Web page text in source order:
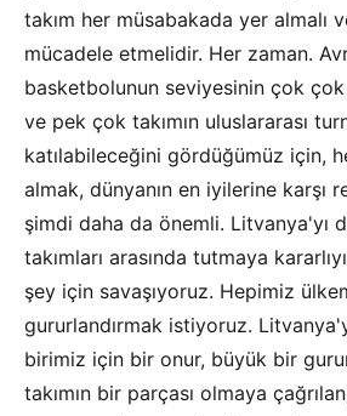
takım her müsabakada yer almalı
mücadele etmelidir. Her zaman.
basketbolunun seviyesinin çok
ve pek çok takımın uluslararası
katılabileceğini gördüğümüz için,
almak, dünyanın en iyilerine karşı
şimdi daha da önemli. Litvanya'yı
takımları arasında tutmaya
şey için savaşıyoruz. Hepimiz
gururlandırmak istiyoruz.
birimiz için bir onur, büyük bir
takımın bir parçası olmaya